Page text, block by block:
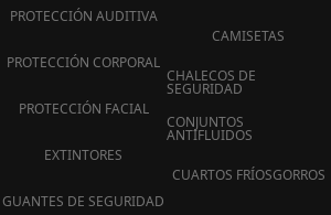
PROTECCIÓN AUDITIVA
PROTECCIÓN CORPORAL
PROTECCIÓN FACIAL
EXTINTORES
GUANTES DE SEGURIDAD
CAMISETAS
CHALECOS DE
SEGURIDAD
CONJUNTOS
ANTIFLUIDOS
CUARTOS FRÍOSGORROS